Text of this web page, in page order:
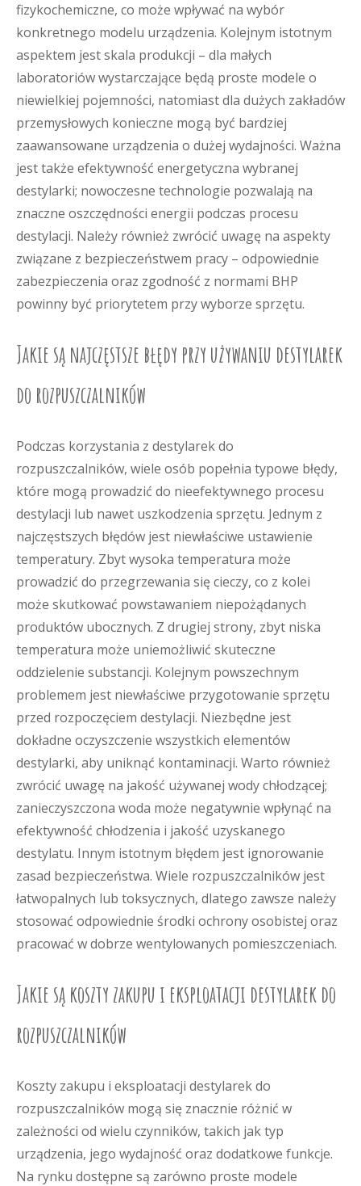
fizykochemiczne, co może wpływać na wybór
konkretnego modelu urządzenia. Kolejnym istotnym
aspektem jest skala produkcji – dla małych
laboratoriów wystarczające będą proste modele o
niewielkiej pojemności, natomiast dla dużych zakładów
przemysłowych konieczne mogą być bardziej
zaawansowane urządzenia o dużej wydajności. Ważna
jest także efektywność energetyczna wybranej
destylarki; nowoczesne technologie pozwalają na
znaczne oszczędności energii podczas procesu
destylacji. Należy również zwrócić uwagę na aspekty
związane z bezpieczeństwem pracy – odpowiednie
zabezpieczenia oraz zgodność z normami BHP
powinny być priorytetem przy wyborze sprzętu.
Jakie są najczęstsze błędy przy używaniu destylarek
do rozpuszczalników
Podczas korzystania z destylarek do
rozpuszczalników, wiele osób popełnia typowe błędy,
które mogą prowadzić do nieefektywnego procesu
destylacji lub nawet uszkodzenia sprzętu. Jednym z
najczęstszych błędów jest niewłaściwe ustawienie
temperatury. Zbyt wysoka temperatura może
prowadzić do przegrzewania się cieczy, co z kolei
może skutkować powstawaniem niepożądanych
produktów ubocznych. Z drugiej strony, zbyt niska
temperatura może uniemożliwić skuteczne
oddzielenie substancji. Kolejnym powszechnym
problemem jest niewłaściwe przygotowanie sprzętu
przed rozpoczęciem destylacji. Niezbędne jest
dokładne oczyszczenie wszystkich elementów
destylarki, aby uniknąć kontaminacji. Warto również
zwrócić uwagę na jakość używanej wody chłodzącej;
zanieczyszczona woda może negatywnie wpłynąć na
efektywność chłodzenia i jakość uzyskanego
destylatu. Innym istotnym błędem jest ignorowanie
zasad bezpieczeństwa. Wiele rozpuszczalników jest
łatwopalnych lub toksycznych, dlatego zawsze należy
stosować odpowiednie środki ochrony osobistej oraz
pracować w dobrze wentylowanych pomieszczeniach.
Jakie są koszty zakupu i eksploatacji destylarek do
rozpuszczalników
Koszty zakupu i eksploatacji destylarek do
rozpuszczalników mogą się znacznie różnić w
zależności od wielu czynników, takich jak typ
urządzenia, jego wydajność oraz dodatkowe funkcje.
Na rynku dostępne są zarówno proste modele